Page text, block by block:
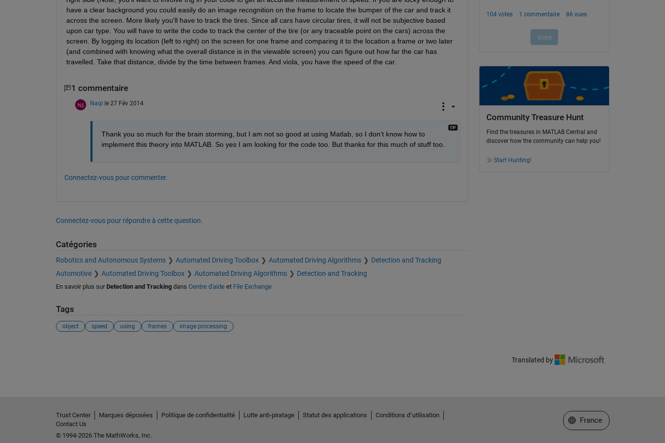
have a clear background you could easily do an image recognition on the frame to locate the bumper of the car and track it
across the screen. More likely you'll have to track the tires. Since all cars have circular tires, it will not be subjective based
upon car type. You will have to write the code to track the center of the tire (or any traceable point on the cars) across the
screen. By logging its location (left to right) on the screen for one frame and comparing it to the location a frame or two later
(and combined with knowing what the overall distance is in the viewable screen) you can figure out how far the car has
travelled. Take that distance, divide by the time between frames. And viola, you have the speed of the car.
1 commentaire
Naqi le 27 Fév 2014
Thank you so much for the brain storming, but I am not so good at using Matlab, so I don't know how to
implement this theory into MATLAB. So yes I am looking for the code too. But thanks for this much of stuff too.
Connectez-vous pour commenter.
Connectez-vous pour répondre à cette question.
Catégories
Robotics and Autonomous Systems Automated Driving Toolbox Automated Driving Algorithms
Detection and Tracking
Automotive
Automated Driving Toolbox Automated Driving Algorithms Detection and Tracking
En savoir plus sur Detection and Trackingdans Centre d'aideet File Exchange
Tags
object speed using frames image processing
Community Treasure Hunt
Find the treasures in MATLAB Central and
discover how the community can help you!
Start Hunting!
Translated by
Trust Center Marques déposées Politique de confidentialité Lutte anti-piratage Statut des applications
Conditions d՚utilisation
Contact Us
© 1994-2026 The MathWorks, Inc.
Sélectionner un site web
France